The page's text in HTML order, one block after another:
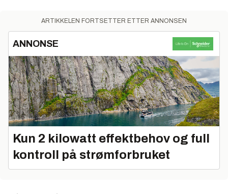
ARTIKKELEN FORTSETTER ETTER ANNONSEN
ANNONSE
Kun 2 kilowatt effektbehov og full
kontroll på strømforbruket